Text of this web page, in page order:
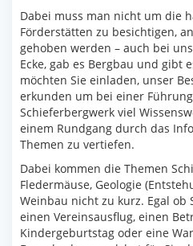
Dabei muss man nicht um die
Förderstätten zu besichtigen,
gehoben werden – auch bei
Ecke, gab es Bergbau und gibt
möchten Sie einladen, unser
erkunden um bei einer
Schieferbergwerk viel
einem Rundgang durch das
Themen zu vertiefen.
Dabei kommen die Themen
Fledermäuse, Geologie
Weinbau nicht zu kurz. Egal ob
einen Vereinsausflug, einen
Kindergeburtstag oder eine